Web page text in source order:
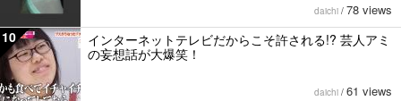
daichi / 78 views
10
インターネットテレビだからこそ許される!? 芸人アミ
の妄想話が大爆笑！
daichi / 61 views